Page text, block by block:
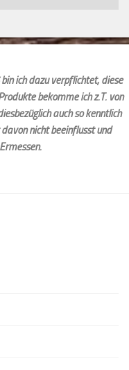
ich dazu verpflichtet, diese
bekomme ich z.T. von
auch so kenntlich
nicht beeinflusst und